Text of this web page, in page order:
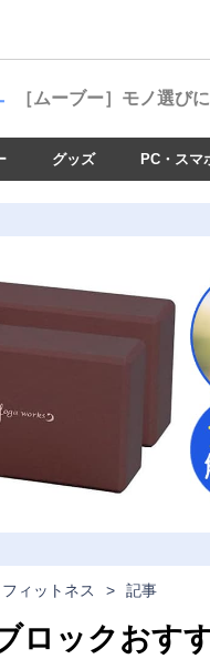
［ムーブー］ モノ選び
グッズ PC・スマ
フィットネス > 記事
ロックおす